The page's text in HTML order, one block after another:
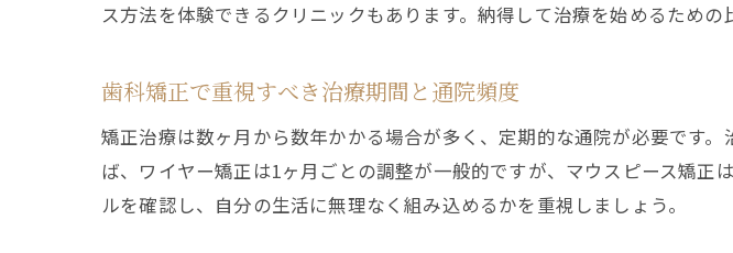
ス方法を体験できるクリニックもあります。納得して治療を始めるための
歯科矯正で重視すべき治療期間と通院頻度
矯正治療は数ヶ月から数年かかる場合が多く、定期的な通院が必要です
ば、ワイヤー矯正は1ヶ月ごとの調整が一般的ですが、マウスピース矯
ルを確認し、自分の生活に無理なく組み込めるかを重視しましょう。